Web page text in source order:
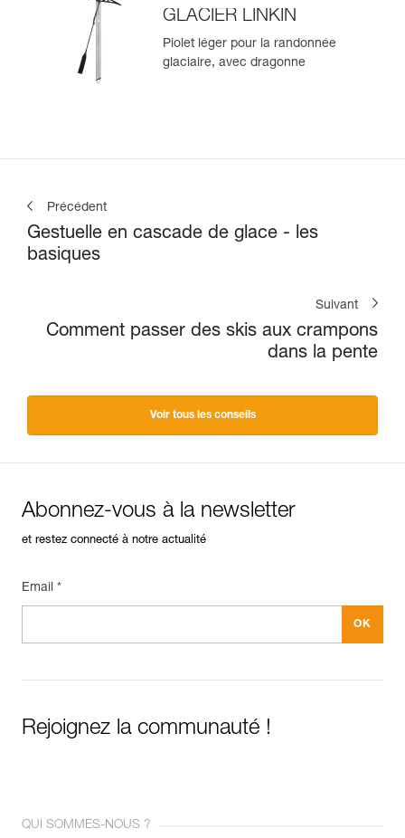
GLACIER LINKIN
Piolet léger pour la randonnée
glaciaire, avec dragonne
Précédent
Gestuelle en cascade de glace - les
basiques
Suivant
Comment passer des skis aux crampons
dans la pente
Voir tous les conseils
Abonnez-vous à la newsletter
et restez connecté à notre actualité
Email *
Rejoignez la communauté !
QUI SOMMES-NOUS ?